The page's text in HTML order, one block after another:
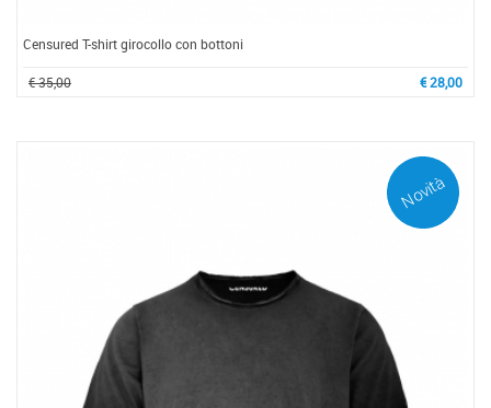
Censured T-shirt girocollo con bottoni
€ 35,00 € 28,00
Novità